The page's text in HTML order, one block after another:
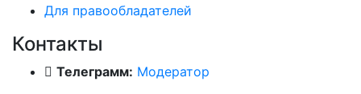
Для правообладателей
Контакты
Телеграмм: Модератор